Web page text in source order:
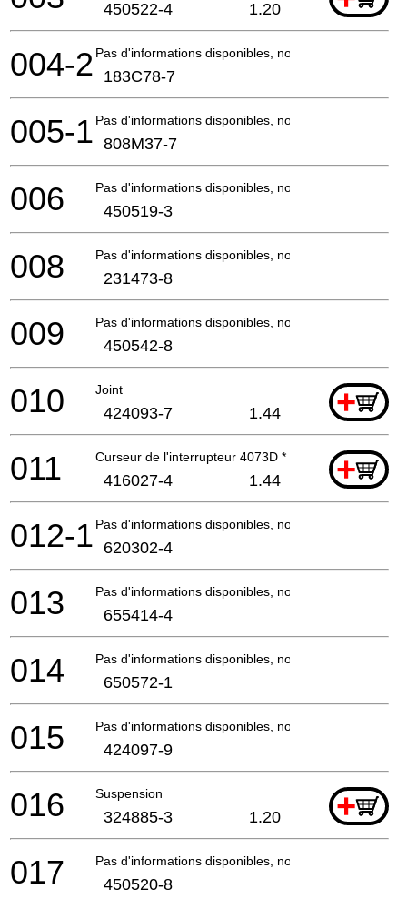
450522-4 1.20
Pas d'informations disponibles, non commandable
004-2 183C78-7
Pas d'informations disponibles, non commandable
005-1 808M37-7
Pas d'informations disponibles, non commandable
006 450519-3
Pas d'informations disponibles, non commandable
008 231473-8
Pas d'informations disponibles, non commandable
009 450542-8
Joint +
010 424093-7 1.44
Curseur de l'interrupteur 4073D * +
011 416027-4 1.44
Pas d'informations disponibles, non commandable
012-1 620302-4
Pas d'informations disponibles, non commandable
013 655414-4
Pas d'informations disponibles, non commandable
014 650572-1
Pas d'informations disponibles, non commandable
015 424097-9
Suspension +
016 324885-3 1.20
Pas d'informations disponibles, non commandable
017 450520-8